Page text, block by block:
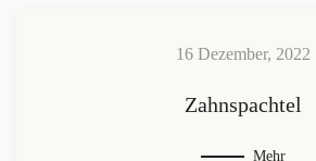
16 Dezember, 2022
Zahnspachtel
Mehr